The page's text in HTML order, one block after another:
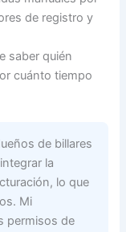
de registro y
saber quién
cuánto tiempo
de billares
la
lo que
Mi
permisos de